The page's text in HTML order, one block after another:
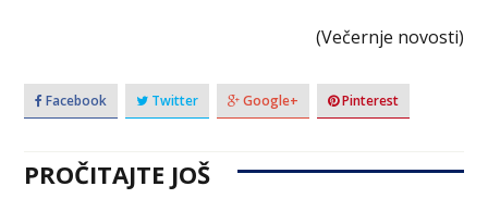
(Večernje novosti)
Facebook Twitter Google+ Pinterest
PROČITAJTE JOŠ